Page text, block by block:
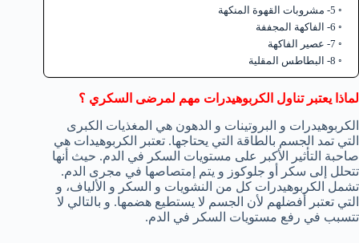
5- مشروبات القهوة المنكهة
6- الفاكهة المجففة
7- عصير الفاكهة
8- البطاطس المقلية
لماذا يعتبر تناول الكربوهيدرات مهم لمرضى السكري ؟
الكربوهيدرات و البروتينات و الدهون هي المغذيات الكبرى
التي تمد الجسم بالطاقة التي يحتاجها. تعتبر الكربوهيدات هي
صاحبة التأثير الأكبر على مستويات السكر في الدم. حيث أنها
تتحلل إلى سكر أو جلوكوز و يتم إمتصاصها في مجرى الدم.
تشمل الكربوهيدرات كل من النشويات و السكر و الألياف، و
التي تعتبر أفضلهم لأن الجسم لا يستطيع هضمها. و بالتالي لا
تتسبب في رفع مستويات السكر في الدم.